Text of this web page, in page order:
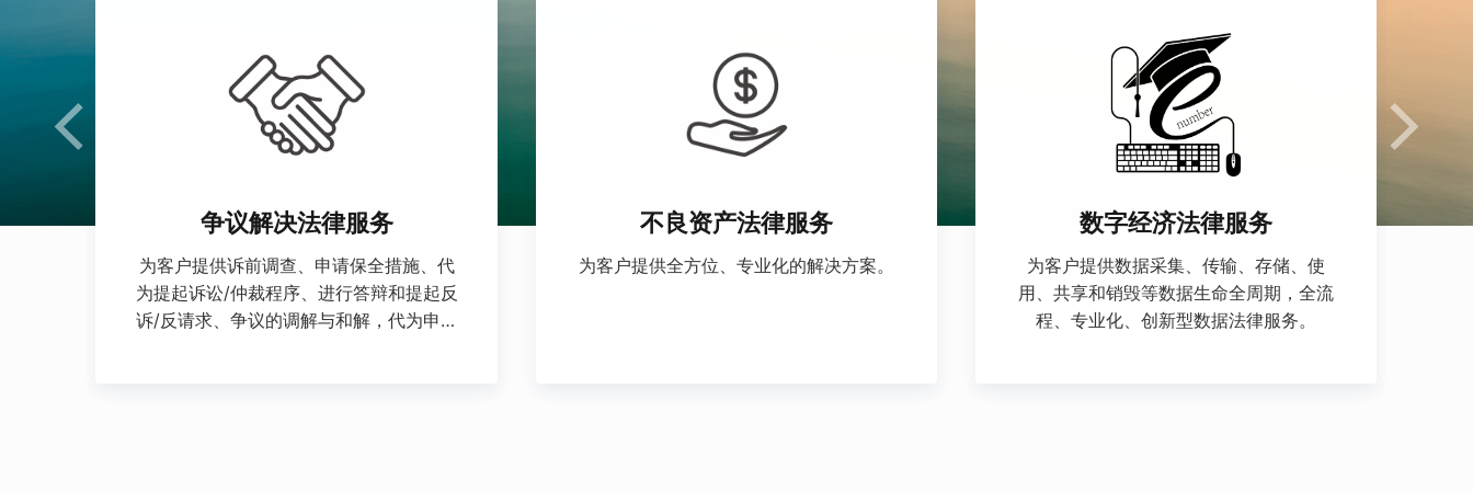
争议解决法律服务
为客户提供诉前调查、申请保全措施、代
为提起诉讼/仲裁程序、进行答辩和提起反
诉/反请求、争议的调解与和解，代为申请
不良资产法律服务
为客户提供全方位、专业化的解决方案。
数字经济法律服务
为客户提供数据采集、传输、存储、使
用、共享和销毁等数据生命全周期，全流
程、专业化、创新型数据法律服务。